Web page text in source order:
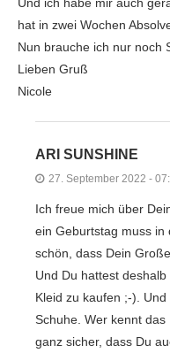
hat in zwei Wochen
Nun brauche ich nur noch
Lieben Gruß
Nicole
ARI SUNSHINE
27. September 2022 -
Ich freue mich über
ein Geburtstag muss in
schön, dass Dein
Und Du hattest
Kleid zu kaufen ;-).
Schuhe. Wer kennt
ganz sicher, dass Du